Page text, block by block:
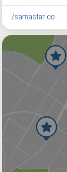
samastar.co/